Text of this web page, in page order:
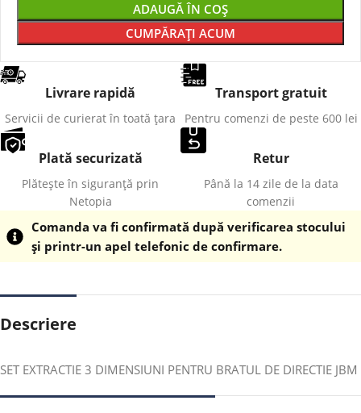
ADAUGĂ ÎN COȘ
CUMPĂRAȚI ACUM
Livrare rapidă
Servicii de curierat în toată țara
Transport gratuit
Pentru comenzi de peste 600 lei
Plată securizată
Plătește în siguranță prin
Netopia
Retur
Până la 14 zile de la data
comenzii
Comanda va fi confirmată după verificarea stocului
și printr-un apel telefonic de confirmare.
Descriere
SET EXTRACTIE 3 DIMENSIUNI PENTRU BRATUL DE DIRECTIE JBM